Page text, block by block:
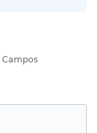
Campos